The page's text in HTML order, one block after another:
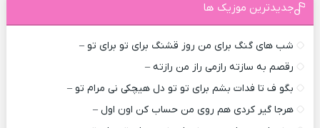
جدیدترین موزیک ها
شب های گنگ برای من روز قشنگ برای تو برای تو –
رقصم به سازته رازمی راز من رازته –
بگو ف تا فدات بشم برای تو تو دل هیچکی نی مرام تو –
هرجا گیر کردی هم روی من حساب کن اون اول –